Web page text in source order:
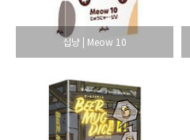
십냥 | Meow 10